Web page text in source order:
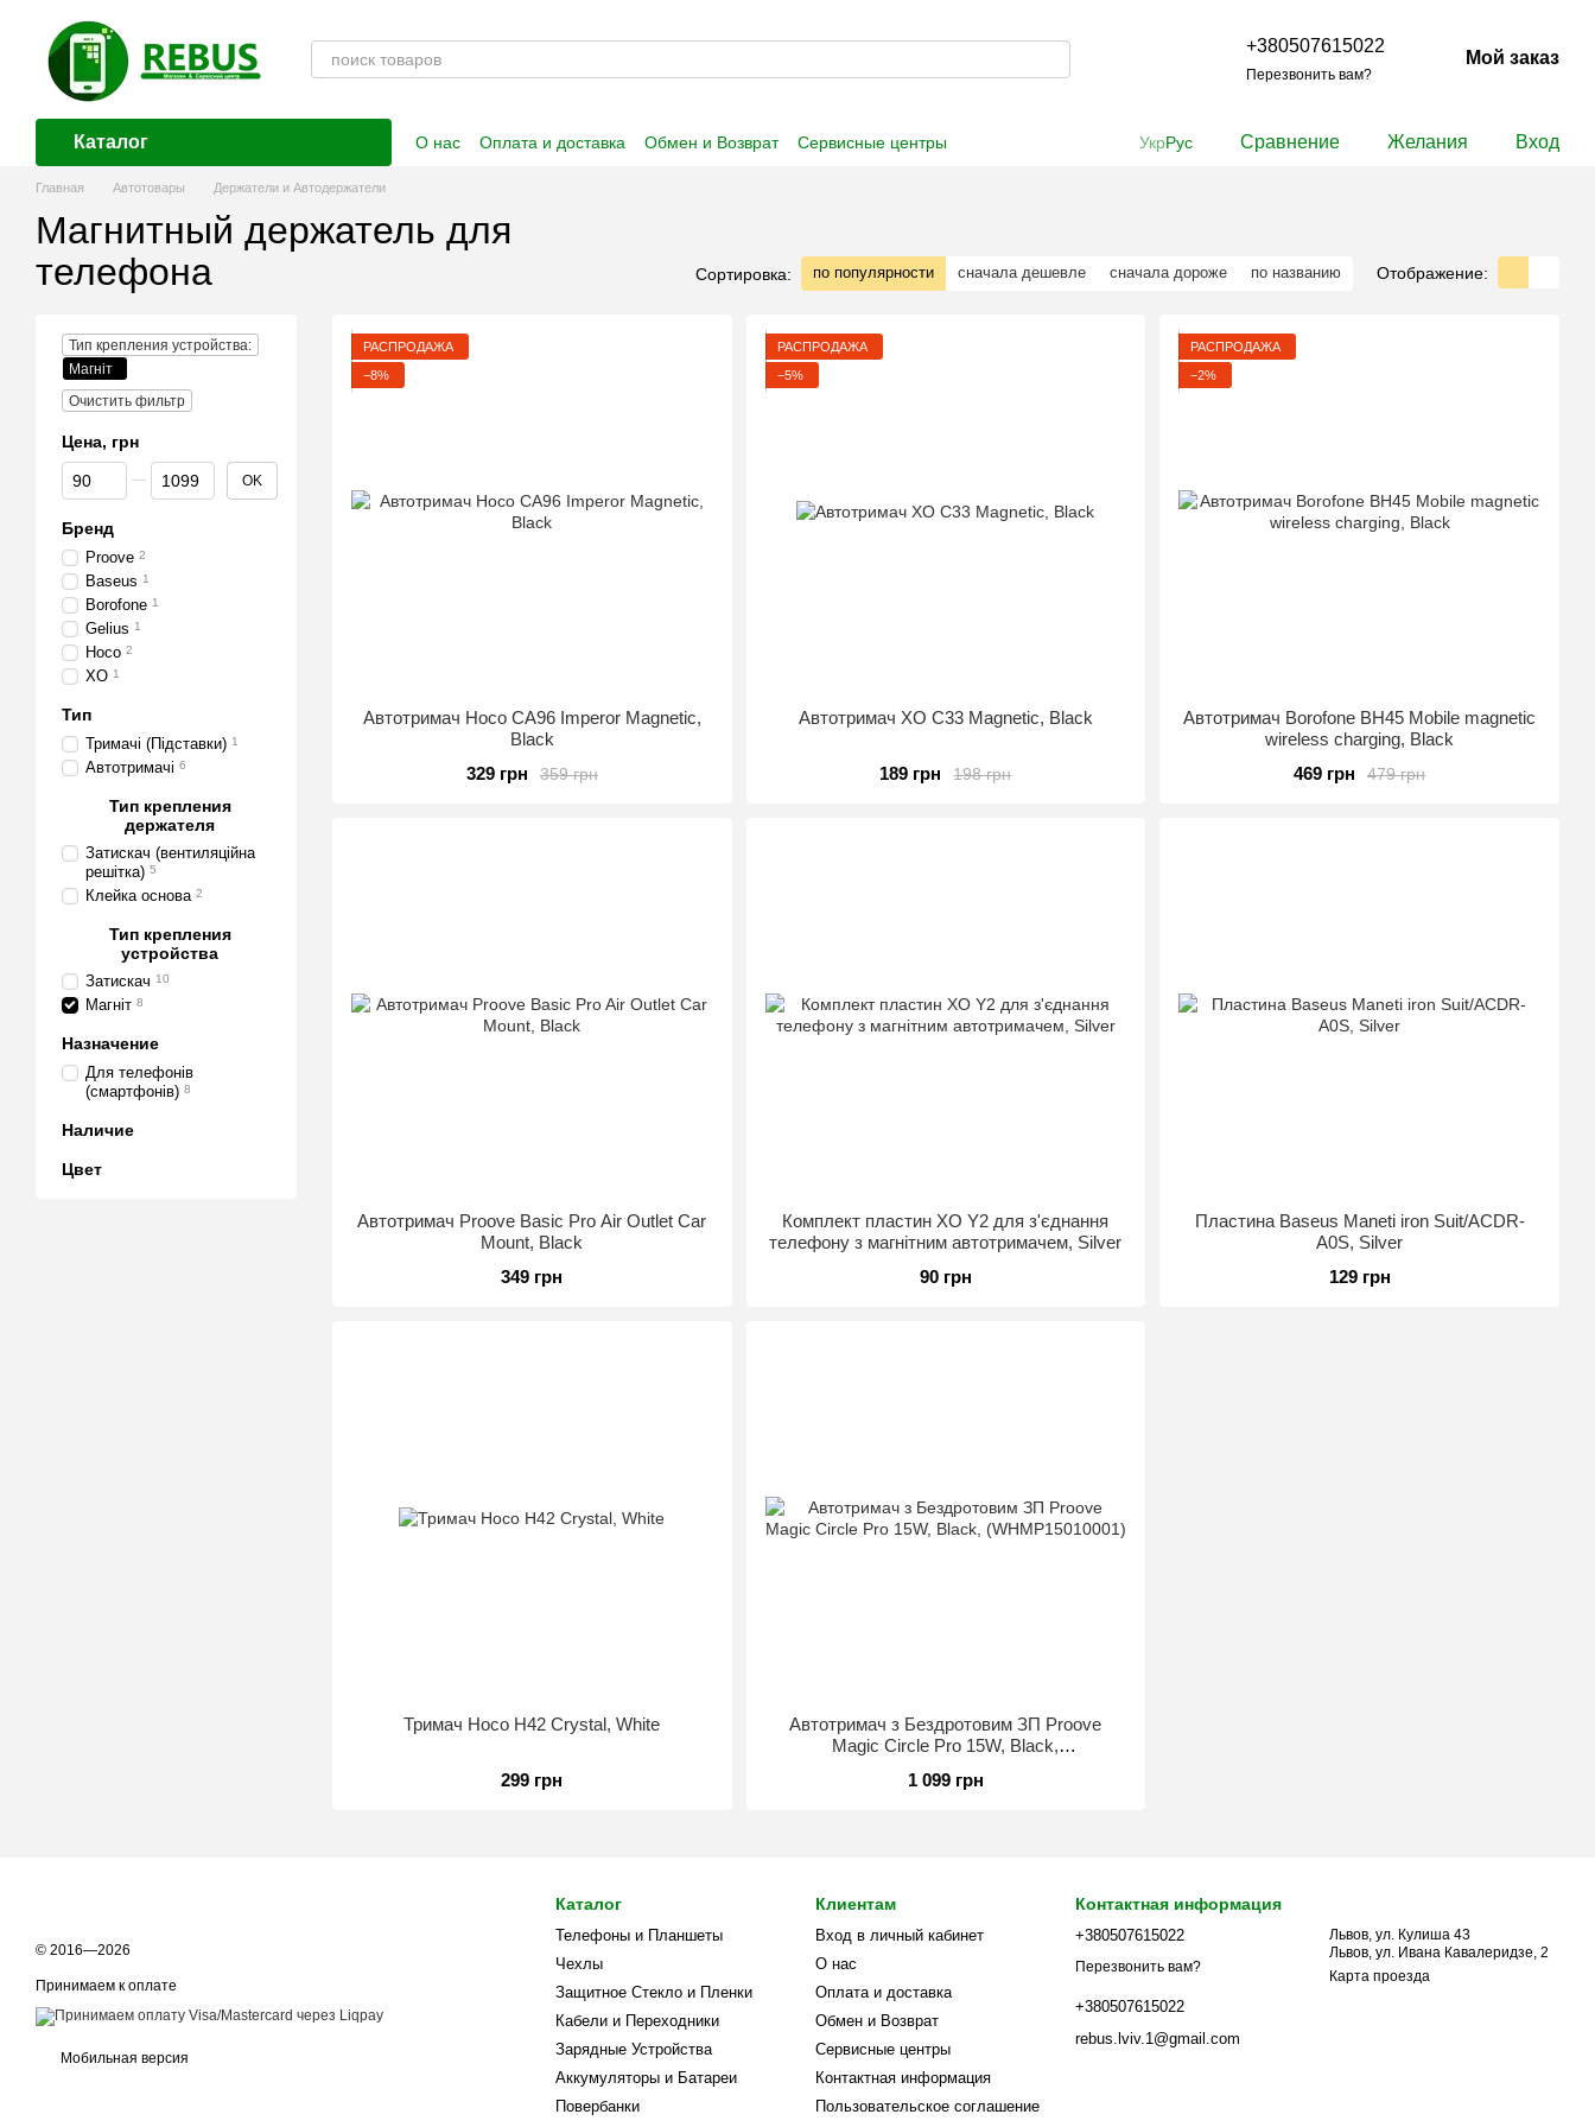
Перейти к основному контенту
+380507615022
Перезвонить вам?
Мой заказ
Каталог О нас Оплата и доставка Обмен и Возврат
Сервисные центры
УкрРус Сравнение Желания Вход
Главная Автотовары Держатели и Автодержатели
Магнитный держатель для
телефона
Сортировка: по популярности сначала дешевле сначала дороже по названию Отображение:
РАСПРОДАЖА
−8%
Автотримач Hoco CA96 Imperor Magnetic,
Black
359 грн
329 грн
РАСПРОДАЖА
−5%
Автотримач XO С33 Magnetic, Black
198 грн
189 грн
РАСПРОДАЖА
−2%
Автотримач Borofone BH45 Mobile magnetic
wireless charging, Black
479 грн
469 грн
Автотримач Proove Basic Pro Air Outlet Car
Mount, Black
349 грн
Комплект пластин XO Y2 для з'єднання
телефону з магнітним автотримачем, Silver
90 грн
Пластина Baseus Maneti iron Suit/ACDR-
A0S, Silver
129 грн
Тримач Hoco H42 Crystal, White
299 грн
Автотримач з Бездротовим ЗП Proove
Magic Circle Pro 15W, Black,
1 099 грн
Тип крепления устройства:
Магніт
Очистить фильтр
Цена, грн
От Цена, грн
До Цена, грн OK
Бренд
Proove 2
Baseus 1
Borofone 1
Gelius 1
Hoco 2
XO 1
Тип
Тримачі (Підставки) 1
Автотримачі 6
Тип крепления
держателя
Затискач (вентиляційна
решітка) 5
Клейка основа 2
Тип крепления
устройства
Затискач 10
Магніт 8
Назначение
Для телефонів
(смартфонів) 8
Наличие
Цвет
© 2016—2026
Принимаем к оплате
Мобильная версия
Каталог
Телефоны и Планшеты
Чехлы
Защитное Стекло и Пленки
Кабели и Переходники
Зарядные Устройства
Аккумуляторы и Батареи
Повербанки
Клиентам
Вход в личный кабинет
О нас
Оплата и доставка
Обмен и Возврат
Сервисные центры
Контактная информация
Пользовательское соглашение
Контактная информация
+380507615022
Перезвонить вам?
+380507615022
rebus.lviv.1@gmail.com
Львов, ул. Кулиша 43
Львов, ул. Ивана Кавалеридзе, 2
Карта проезда